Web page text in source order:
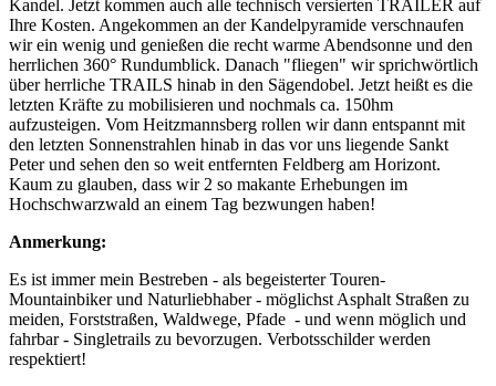
Kandel. Jetzt kommen auch alle technisch versierten TRAILER auf
Ihre Kosten. Angekommen an der Kandelpyramide verschnaufen
wir ein wenig und genießen die recht warme Abendsonne und den
herrlichen 360° Rundumblick. Danach "fliegen" wir sprichwörtlich
über herrliche TRAILS hinab in den Sägendobel. Jetzt heißt es die
letzten Kräfte zu mobilisieren und nochmals ca. 150hm
aufzusteigen. Vom Heitzmannsberg rollen wir dann entspannt mit
den letzten Sonnenstrahlen hinab in das vor uns liegende Sankt
Peter und sehen den so weit entfernten Feldberg am Horizont.
Kaum zu glauben, dass wir 2 so makante Erhebungen im
Hochschwarzwald an einem Tag bezwungen haben!
Anmerkung:
Es ist immer mein Bestreben - als begeisterter Touren-
Mountainbiker und Naturliebhaber - möglichst Asphalt Straßen zu
meiden, Forststraßen, Waldwege, Pfade - und wenn möglich und
fahrbar - Singletrails zu bevorzugen. Verbotsschilder werden
respektiert!